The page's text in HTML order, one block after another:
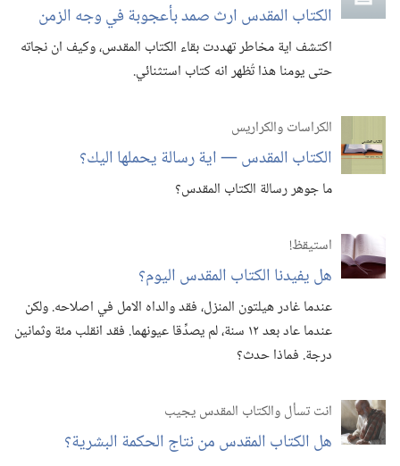
الكتاب المقدس ارث صمد بأعجوبة في وجه الزمن
اكتشف اية مخاطر تهددت بقاء الكتاب المقدس،‏ وكيف ان نجاته
حتى يومنا هذا تُظهر انه كتاب استثنائي.‏
الكراسات والكراريس
الكتاب المقدس —‏ اية رسالة يحملها اليك؟‏
ما جوهر رسالة الكتاب المقدس؟‏
استيقظ‏!‏
هل يفيدنا الكتاب المقدس اليوم؟‏
عندما غادر هيلتون المنزل،‏ فقد والداه الامل في اصلاحه.‏ ولكن
عندما عاد بعد ١٢ سنة،‏ لم يصدِّقا عيونهما.‏ فقد انقلب مئة وثمانين
درجة.‏ فماذا حدث؟‏
انت تسأل والكتاب المقدس يجيب
هل الكتاب المقدس من نتاج الحكمة البشرية؟‏